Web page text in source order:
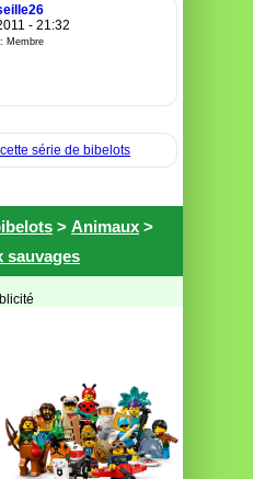
- 21:32
Membre
série de bibelots
> Animaux >
sauvages